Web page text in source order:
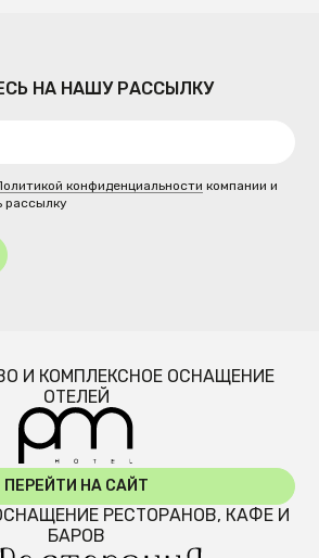
НА НАШУ РАССЫЛКУ
конфиденциальности компании и
рассылку
И КОМПЛЕКСНОЕ ОСНАЩЕНИЕ
ОТЕЛЕЙ
ПЕРЕЙТИ НА САЙТ
РЕСТОРАНОВ, КАФЕ И
БАРОВ